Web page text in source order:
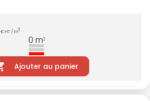
€ HT / m3
0 m3
Ajouter au panier